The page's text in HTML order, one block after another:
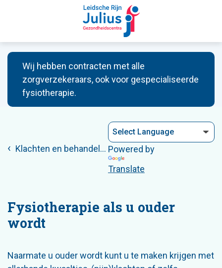
Wij hebben contracten met alle
zorgverzekeraars, ook voor gespecialiseerde
fysiotherapie.
Klachten en behandelingen
Powered by
Translate
Fysiotherapie als u ouder
wordt
Naarmate u ouder wordt kunt u te maken krijgen met